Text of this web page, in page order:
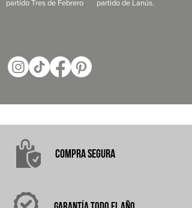
partido Tres de Febrero
partido de Lanús.
COMPRASEGURA